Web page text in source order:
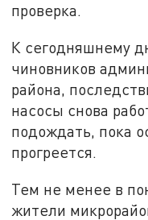
проверка.
К сегодняшнему
чиновников
района,
насосы снова
подождать, пока
прогреется.
Тем не менее в
жители